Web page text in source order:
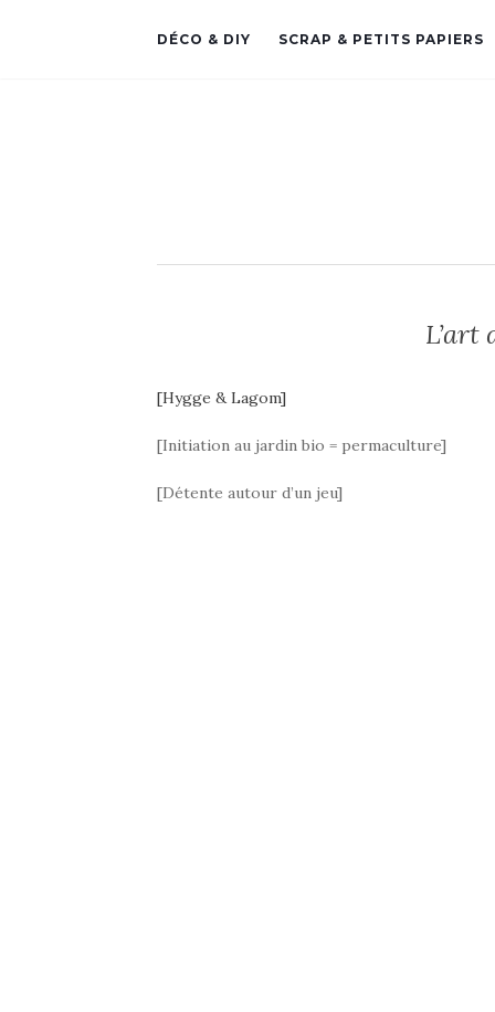
DÉCO & DIY SCRAP & PETITS PAPIERS
L’art
[Hygge & Lagom]
[Initiation au jardin bio = permaculture]
[Détente autour d’un jeu]